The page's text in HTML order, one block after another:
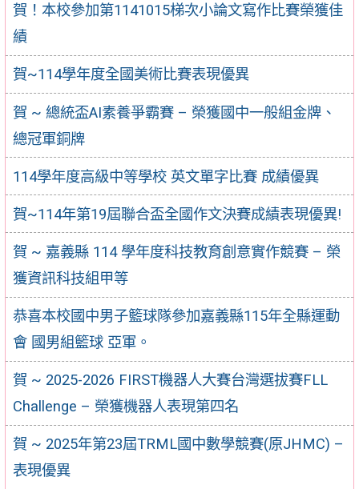
賀！本校參加第1141015梯次小論文寫作比賽榮獲佳
績
賀~114學年度全國美術比賽表現優異
賀 ~ 總統盃AI素養爭霸賽 – 榮獲國中一般組金牌、
總冠軍銅牌
114學年度高級中等學校 英文單字比賽 成績優異
賀~114年第19屆聯合盃全國作文決賽成績表現優異!
賀 ~ 嘉義縣 114 學年度科技教育創意實作競賽 – 榮
獲資訊科技組甲等
恭喜本校國中男子籃球隊參加嘉義縣115年全縣運動
會 國男組籃球 亞軍。
賀 ~ 2025-2026 FIRST機器⼈⼤賽台灣選拔賽FLL
Challenge – 榮獲機器人表現第四名
賀 ~ 2025年第23屆TRML國中數學競賽(原JHMC) –
表現優異